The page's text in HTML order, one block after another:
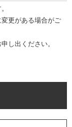
更がある場合がご
し出ください。